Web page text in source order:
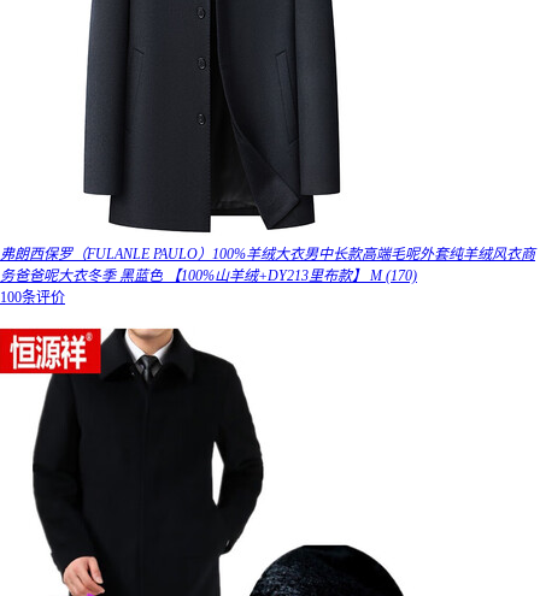
弗朗西保罗（FULANLE PAULO）100%羊绒大衣男中长款高端毛呢外套纯羊绒风衣商
务爸爸呢大衣冬季 黑蓝色 【100%山羊绒+DY213里布款】 M (170)
100条评价